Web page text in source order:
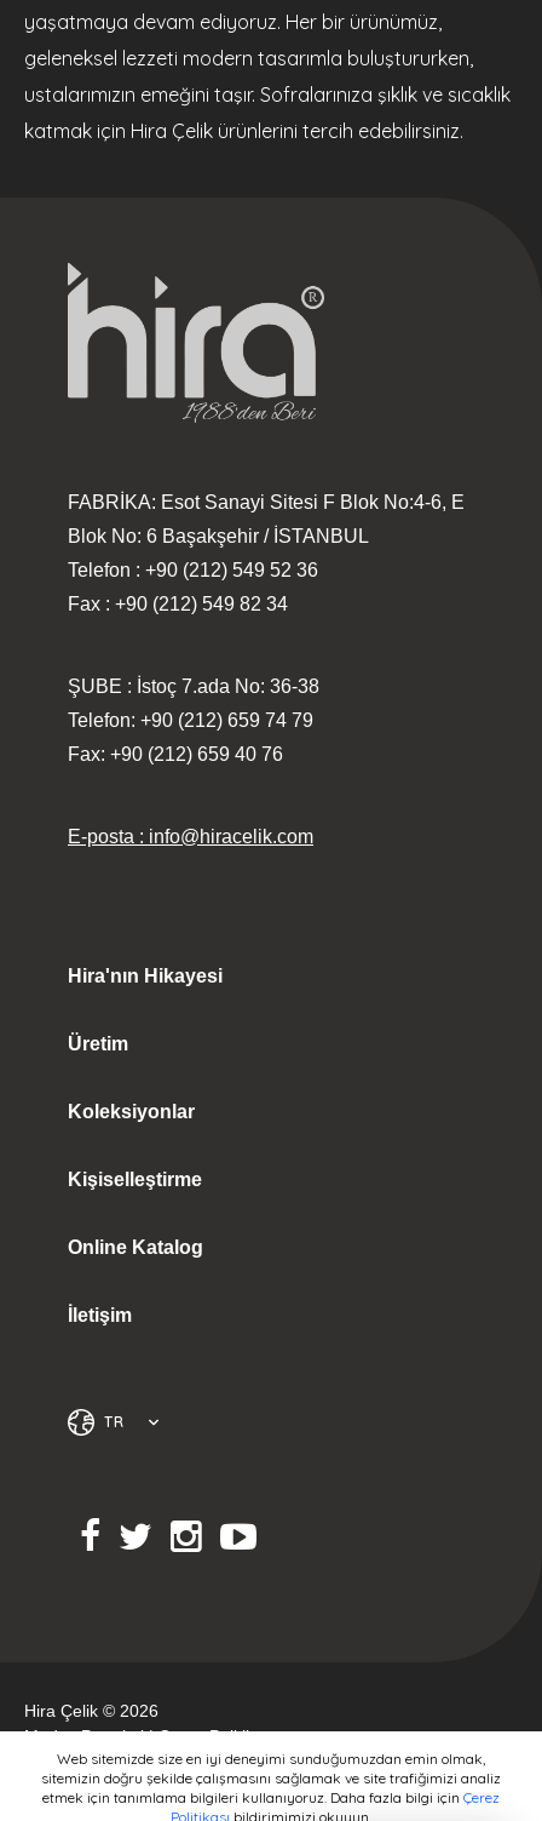
yaşatmaya devam ediyoruz. Her bir ürünümüz,
geleneksel lezzeti modern tasarımla buluştururken,
ustalarımızın emeğini taşır. Sofralarınıza şıklık ve sıcaklık
katmak için Hira Çelik ürünlerini tercih edebilirsiniz.
FABRİKA: Esot Sanayi Sitesi F Blok No:4-6, E
Blok No: 6 Başakşehir / İSTANBUL
Telefon : +90 (212) 549 52 36
Fax : +90 (212) 549 82 34
ŞUBE : İstoç 7.ada No: 36-38
Telefon: +90 (212) 659 74 79
Fax: +90 (212) 659 40 76
E-posta : info@hiracelik.com
Hira'nın Hikayesi
Üretim
Koleksiyonlar
Kişiselleştirme
Online Katalog
İletişim
TR
Hira Çelik © 2026
Medya Portakal|Çerez Politikası
Web sitemizde size en iyi deneyimi sunduğumuzdan emin olmak,
sitemizin doğru şekilde çalışmasını sağlamak ve site trafiğimizi analiz
etmek için tanımlama bilgileri kullanıyoruz. Daha fazla bilgi için Çerez
Politikası bildirimimizi okuyun.